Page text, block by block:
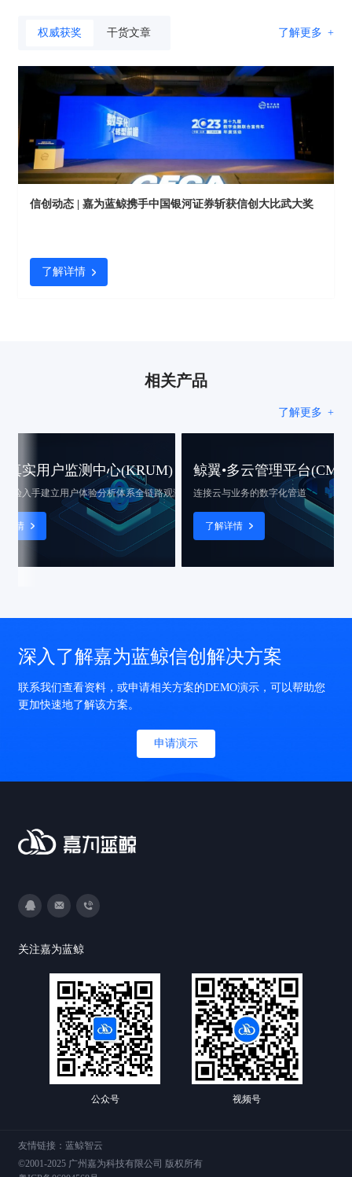
权威获奖 干货文章 了解更多 +
信创动态 | 嘉为蓝鲸携手中国银河证券斩获信创大比武大奖
了解详情
相关产品
了解更多 +
用户监测中心(KRUM)
手建立用户体验分析体系全链路观测的前哨兵
鲸翼•多云管理平台(CMP)
连接云与业务的数字化管道
了解详情
深入了解嘉为蓝鲸信创解决方案
联系我们查看资料，或申请相关方案的DEMO演示，可以帮助您
更加快速地了解该方案。
申请演示
关注嘉为蓝鲸
公众号 视频号
友情链接：蓝鲸智云
©2001-2025 广州嘉为科技有限公司 版权所有